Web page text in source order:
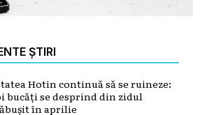
ȘTIRI
Hotin continuă să se ruineze:
bucăți se desprind din zidul
în aprilie